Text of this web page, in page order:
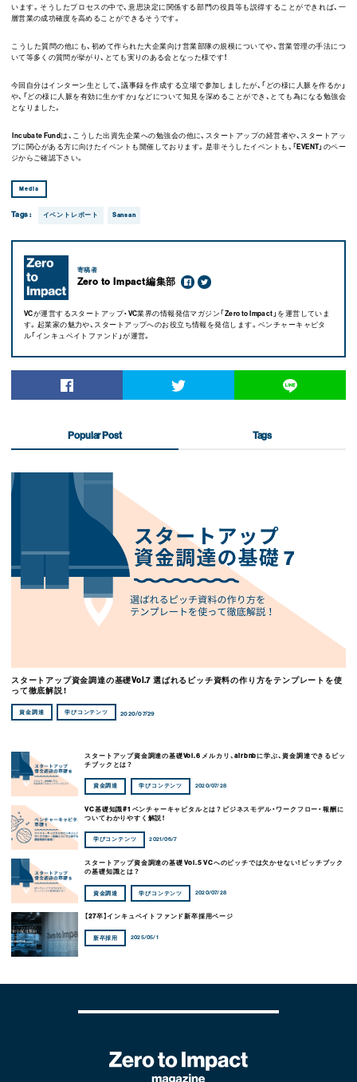
います。そうしたプロセスの中で、意思決定に関係する部門の役員等も説得することができれば、一
層営業の成功確度を高めることができるそうです。
こうした質問の他にも、初めて作られた大企業向け営業部隊の規模についてや、営業管理の手法につ
いて等多くの質問が挙がり、とても実りのある会となった様です！
今回自分はインターン生として、議事録を作成する立場で参加しましたが、「どの様に人脈を作るか」
や、「どの様に人脈を有効に生かすか」などについて知見を深めることができ、とても為になる勉強会
となりました。
Incubate Fundは、こうした出資先企業への勉強会の他に、スタートアップの経営者や、スタートアッ
プに関心がある方に向けたイベントも開催しております。是非そうしたイベントも、「EVENT」のペー
ジからご確認下さい。
Media
Tags : イベントレポート Sansan
寄稿者
Zero to Impact編集部
VCが運営するスタートアップ・VC業界の情報発信マガジン「Zero to Impact」を運営していま
す。起業家の魅力や、スタートアップへのお役立ち情報を発信します。ベンチャーキャピタ
ル「インキュベイトファンド」が運営。
Popular Post Tags
スタートアップ資金調達の基礎Vol.7 選ばれるピッチ資料の作り方をテンプレートを使
って徹底解説！
資金調達 学びコンテンツ 2020/07/29
スタートアップ資金調達の基礎Vol.6 メルカリ、airbnbに学ぶ、資金調達できるピッ
チブックとは？
資金調達 学びコンテンツ 2020/07/28
VC基礎知識#1 ベンチャーキャピタルとは？ビジネスモデル・ワークフロー・報酬に
ついてわかりやすく解説！
学びコンテンツ 2021/06/7
スタートアップ資金調達の基礎 Vol.5 VCへのピッチでは欠かせない！ピッチブック
の基礎知識とは？
資金調達 学びコンテンツ 2020/07/28
【27卒】インキュベイトファンド新卒採用ページ
新卒採用 2025/05/1